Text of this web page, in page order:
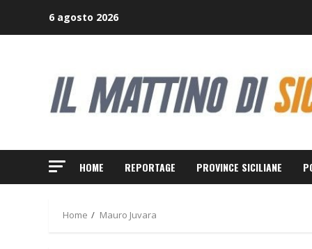
6 agosto 2026
HOME REPORTAGE PROVINCE SICILIANE
Home Mauro Juvara